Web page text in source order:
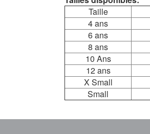
Taille
4 ans
6 ans
8 ans
10 Ans
12 ans
X Small
Small